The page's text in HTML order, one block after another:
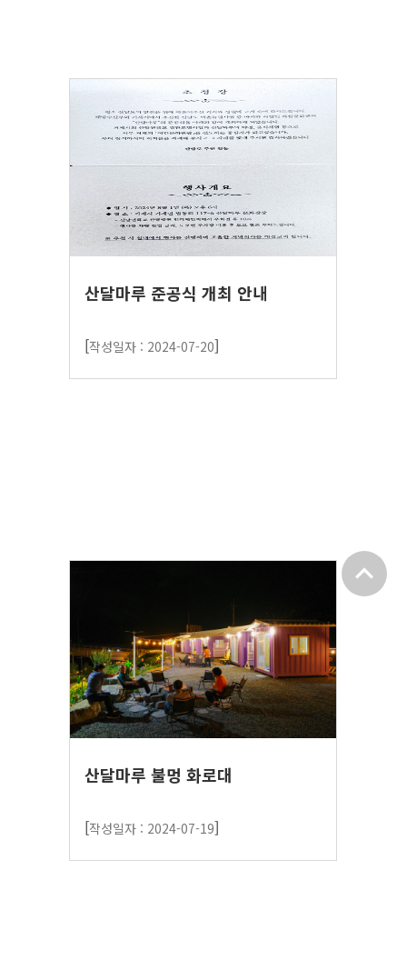
산달마루 준공식 개최 안내
[작성일자 : 2024-07-20]
산달마루 불멍 화로대
[작성일자 : 2024-07-19]
expand_less